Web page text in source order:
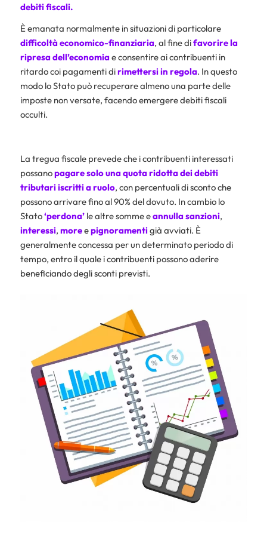
debiti fiscali.
È emanata normalmente in situazioni di particolare
difficoltà economico-finanziaria, al fine difavorire la
ripresa dell’economiae consentire ai contribuenti in
ritardo coi pagamenti dirimettersi in regola. In questo
modo lo Stato può recuperare almeno una parte delle
imposte non versate, facendo emergere debiti fiscali
occulti.
La tregua fiscale prevede che i contribuenti interessati
possanopagare solo una quota ridotta dei debiti
tributari iscritti a ruolo, con percentuali di sconto che
possono arrivare fino al 90% del dovuto. In cambio lo
Stato‘perdona’le altre somme eannulla sanzioni,
interessi, moreepignoramentigià avviati. È
generalmente concessa per un determinato periodo di
tempo, entro il quale i contribuenti possono aderire
beneficiando degli sconti previsti.